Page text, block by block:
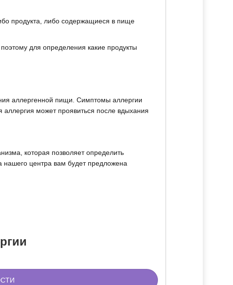
продукта, либо содержащиеся в пище
для определения какие продукты
аллергенной пищи. Симптомы аллергии
аллергия может проявиться после вдыхания
которая позволяет определить
нашего центра вам будет предложена